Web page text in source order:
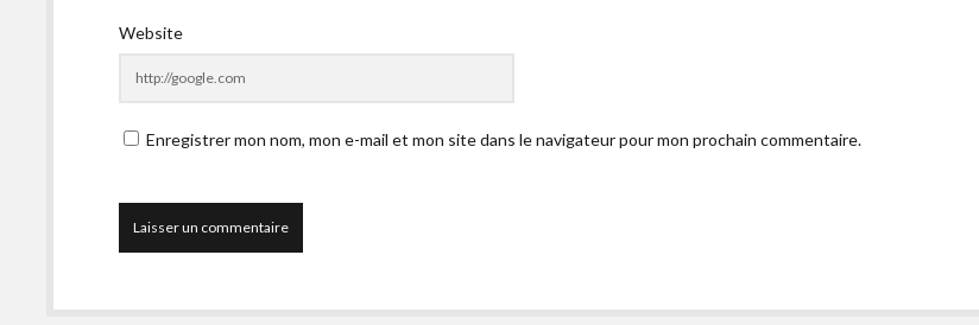
Website
Enregistrer mon nom, mon e-mail et mon site dans le navigateur pour mon prochain commentaire.